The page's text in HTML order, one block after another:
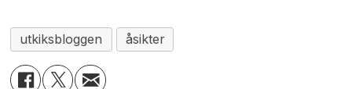
utkiksbloggen åsikter